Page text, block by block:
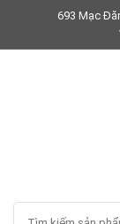
693 Mạc